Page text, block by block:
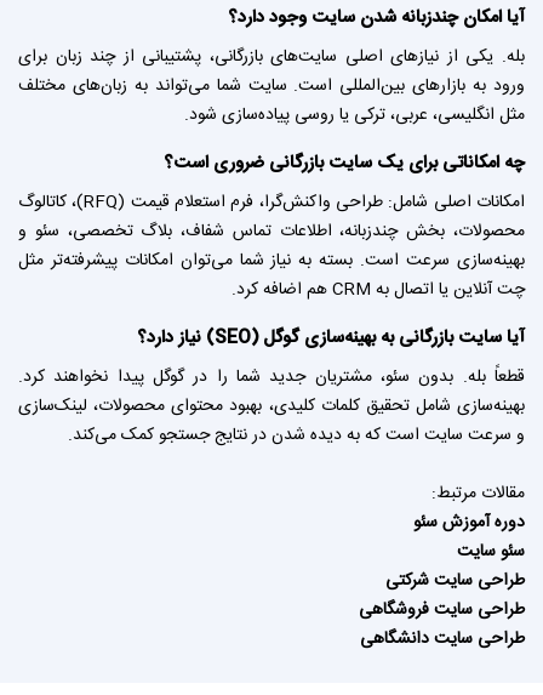
آیا امکان چندزبانه شدن سایت وجود دارد؟
بله. یکی از نیازهای اصلی سایت‌های بازرگانی، پشتیبانی از چند زبان برای
ورود به بازارهای بین‌المللی است. سایت شما می‌تواند به زبان‌های مختلف
مثل انگلیسی، عربی، ترکی یا روسی پیاده‌سازی شود.
چه امکاناتی برای یک سایت بازرگانی ضروری است؟
امکانات اصلی شامل: طراحی واکنش‌گرا، فرم استعلام قیمت (RFQ)، کاتالوگ
محصولات، بخش چندزبانه، اطلاعات تماس شفاف، بلاگ تخصصی، سئو و
بهینه‌سازی سرعت است. بسته به نیاز شما می‌توان امکانات پیشرفته‌تر مثل
چت آنلاین یا اتصال به CRM هم اضافه کرد.
آیا سایت بازرگانی به بهینه‌سازی گوگل (SEO) نیاز دارد؟
قطعاً بله. بدون سئو، مشتریان جدید شما را در گوگل پیدا نخواهند کرد.
بهینه‌سازی شامل تحقیق کلمات کلیدی، بهبود محتوای محصولات، لینک‌سازی
و سرعت سایت است که به دیده شدن در نتایج جستجو کمک می‌کند.
مقالات مرتبط:
دوره آموزش سئو
سئو سایت
طراحی سایت شرکتی
طراحی سایت فروشگاهی
طراحی سایت دانشگاهی